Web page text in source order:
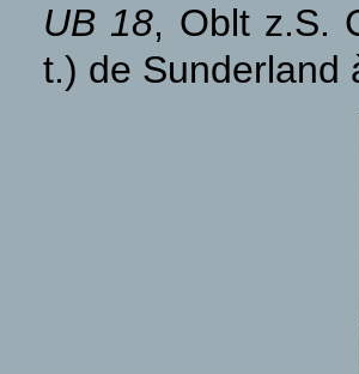
UB 18, Oblt z.S.
t.) de Sunderland